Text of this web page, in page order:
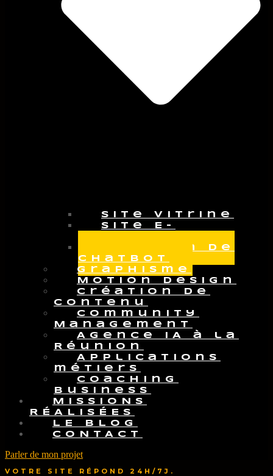
Site vitrine
Site E-
Création de
Chatbot
Graphisme
Motion Design
Création de
contenu
Community
Management
Agence IA à la
Réunion
Applications
métiers
Coaching
Business
MISSIONS
RÉALISÉES
LE BLOG
CONTACT
Parler de mon projet
VOTRE SITE RÉPOND 24H/7J.